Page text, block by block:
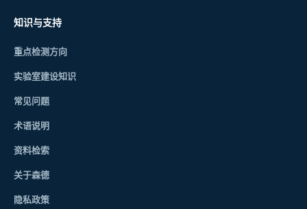
知识与支持
重点检测方向
实验室建设知识
常见问题
术语说明
资料检索
关于森德
隐私政策